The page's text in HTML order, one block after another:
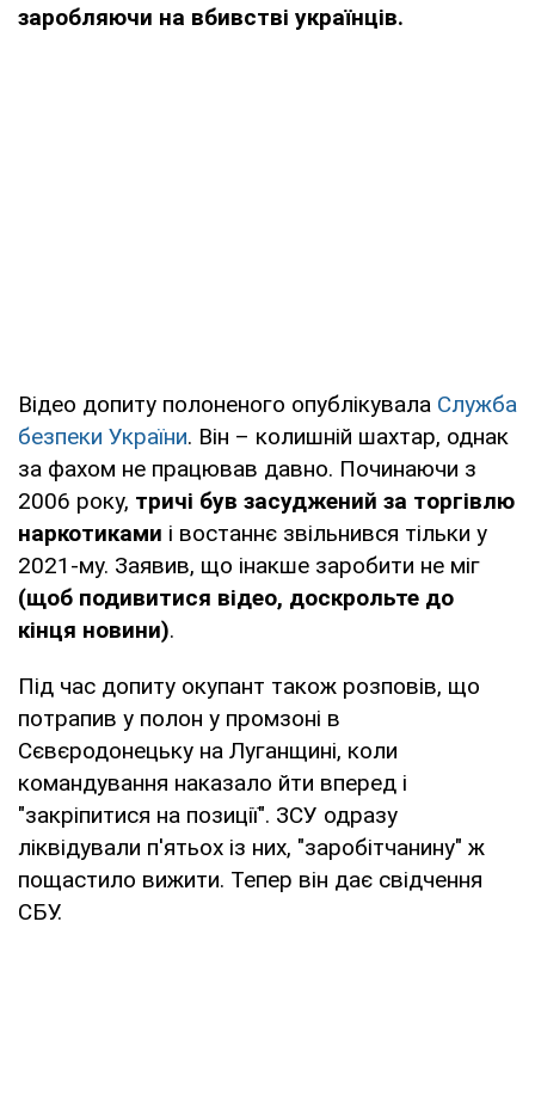
заробляючи на вбивстві українців.
Відео допиту полоненого опублікувала Служба
безпеки України. Він – колишній шахтар, однак
за фахом не працював давно. Починаючи з
2006 року, тричі був засуджений за торгівлю
наркотиками і востаннє звільнився тільки у
2021-му. Заявив, що інакше заробити не міг
(щоб подивитися відео, доскрольте до
кінця новини).
Під час допиту окупант також розповів, що
потрапив у полон у промзоні в
Сєвєродонецьку на Луганщині, коли
командування наказало йти вперед і
"закріпитися на позиції". ЗСУ одразу
ліквідували п'ятьох із них, "заробітчанину" ж
пощастило вижити. Тепер він дає свідчення
СБУ.